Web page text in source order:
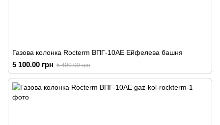
Газова колонка Rocterm ВПГ-10АЕ Ейфелева башня
5 100.00 грн 5 400.00 грн